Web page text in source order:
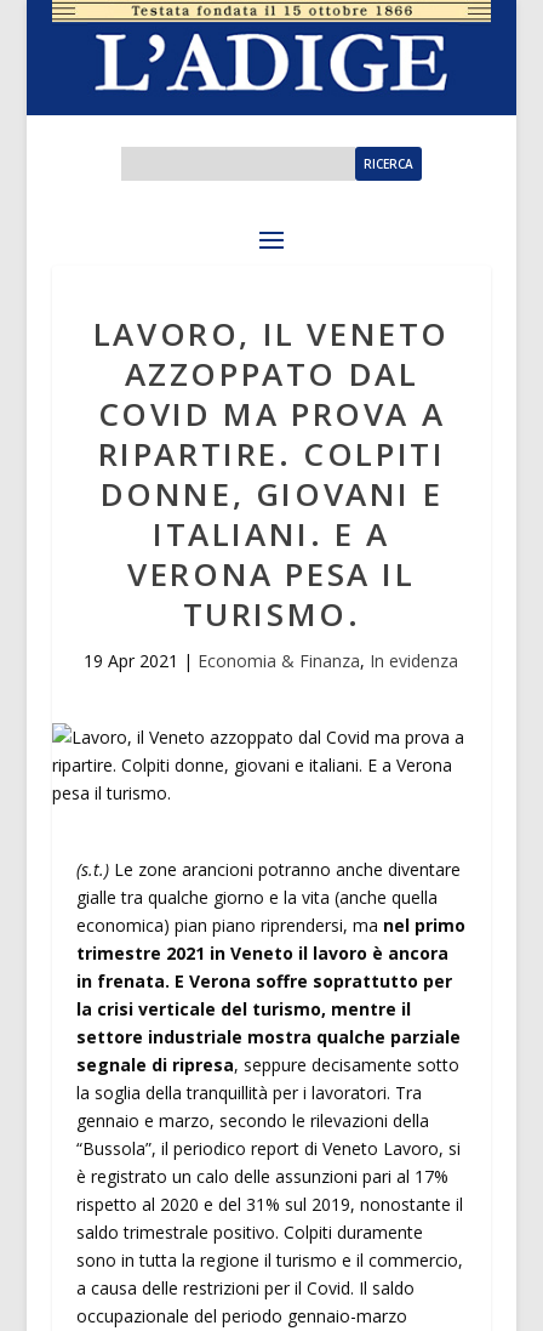
LAVORO, IL VENETO
AZZOPPATO DAL
COVID MA PROVA A
RIPARTIRE. COLPITI
DONNE, GIOVANI E
ITALIANI. E A
VERONA PESA IL
TURISMO.
19 Apr 2021 | Economia & Finanza, In evidenza
(s.t.)Le zone arancioni potranno anche diventare
gialle tra qualche giorno e la vita (anche quella
economica) pian piano riprendersi, ma nel primo
trimestre 2021 in Veneto il lavoro è ancora
in frenata. E Verona soffre soprattutto per
la crisi verticale del turismo, mentre il
settore industriale mostra qualche parziale
segnale di ripresa, seppure decisamente sotto
la soglia della tranquillità per i lavoratori. Tra
gennaio e marzo, secondo le rilevazioni della
“Bussola”, il periodico report di Veneto Lavoro, si
è registrato un calo delle assunzioni pari al 17%
rispetto al 2020 e del 31% sul 2019, nonostante il
saldo trimestrale positivo. Colpiti duramente
sono in tutta la regione il turismo e il commercio,
a causa delle restrizioni per il Covid. Il saldo
occupazionale del periodo gennaio-marzo